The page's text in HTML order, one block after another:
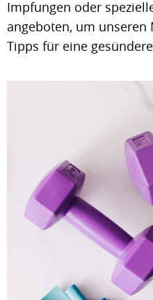
Impfungen oder
angeboten, um
Tipps für eine